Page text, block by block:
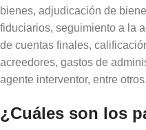
bienes, adjudicación de
fiduciarios, seguimiento a la
de cuentas finales,
acreedores, gastos de
agente interventor, entre otros.
¿Cuáles son los